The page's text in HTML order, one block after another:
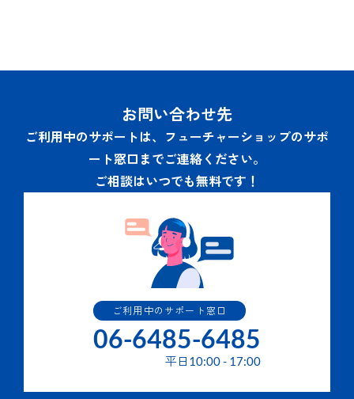
お問い合わせ先
ご利用中のサポートは、フューチャーショップのサポ
ート窓口までご連絡ください。
ご相談はいつでも無料です！
ご利用中のサポート窓口
06-6485-6485
平日 10:00- 17:00